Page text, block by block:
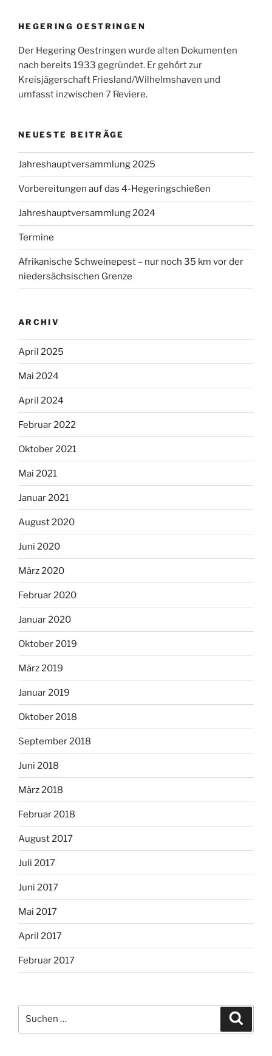
HEGERING OESTRINGEN
Der Hegering Oestringen wurde alten Dokumenten
nach bereits 1933 gegründet. Er gehört zur
Kreisjägerschaft Friesland/Wilhelmshaven und
umfasst inzwischen 7 Reviere.
NEUESTE BEITRÄGE
Jahreshauptversammlung 2025
Vorbereitungen auf das 4-Hegeringschießen
Jahreshauptversammlung 2024
Termine
Afrikanische Schweinepest – nur noch 35 km vor der
niedersächsischen Grenze
ARCHIV
April 2025
Mai 2024
April 2024
Februar 2022
Oktober 2021
Mai 2021
Januar 2021
August 2020
Juni 2020
März 2020
Februar 2020
Januar 2020
Oktober 2019
März 2019
Januar 2019
Oktober 2018
September 2018
Juni 2018
März 2018
Februar 2018
August 2017
Juli 2017
Juni 2017
Mai 2017
April 2017
Februar 2017
nach: